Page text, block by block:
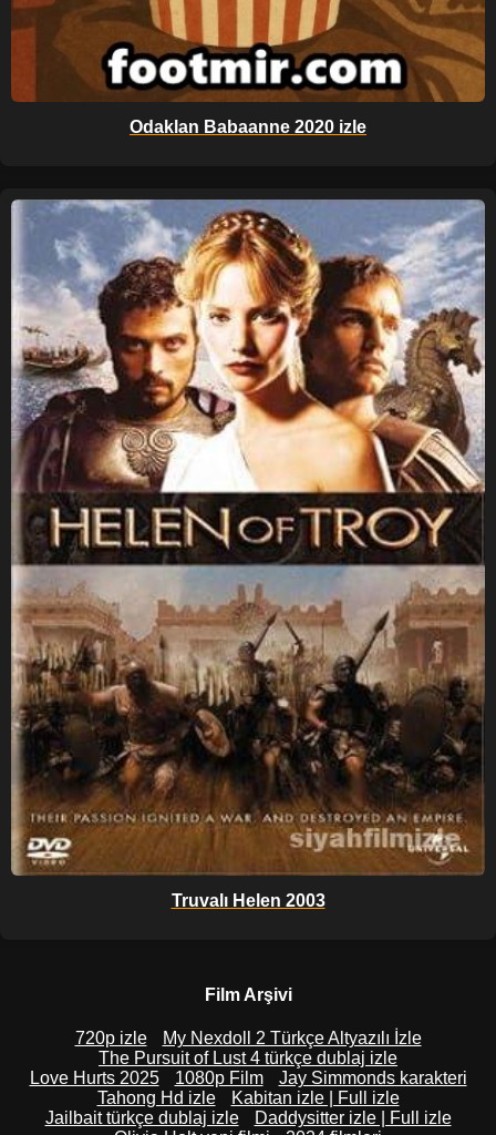
Odaklan Babaanne 2020 izle
Truvalı Helen 2003
Film Arşivi
720p izle
My Nexdoll 2 Türkçe Altyazılı İzle
The Pursuit of Lust 4 türkçe dublaj izle
Love Hurts 2025
1080p Film
Jay Simmonds karakteri
Tahong Hd izle
Kabitan izle | Full izle
Jailbait türkçe dublaj izle
Daddysitter izle | Full izle